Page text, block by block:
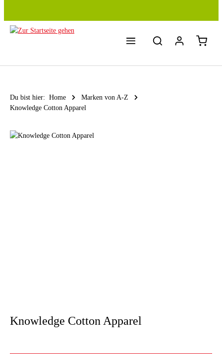
Du bist hier: Home
Marken von A-Z
Knowledge Cotton Apparel
Knowledge Cotton Apparel